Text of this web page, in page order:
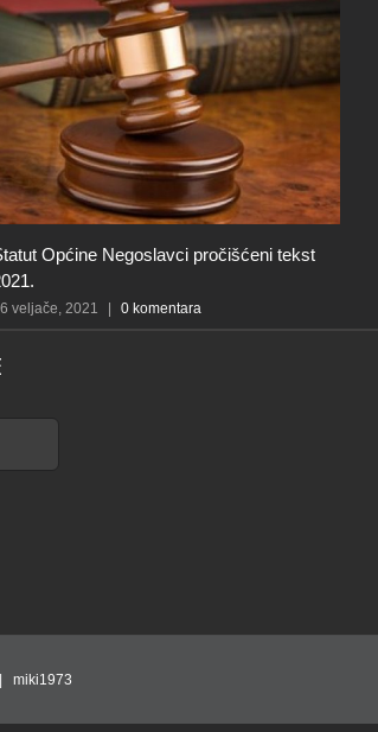
Općine Negoslavci pročišćeni tekst
veljače, 2021 0 komentara
miki1973